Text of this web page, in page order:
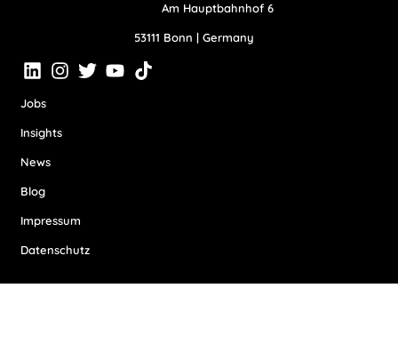
Am Hauptbahnhof 6
53111 Bonn | Germany
Jobs
Insights
News
Blog
Impressum
Datenschutz